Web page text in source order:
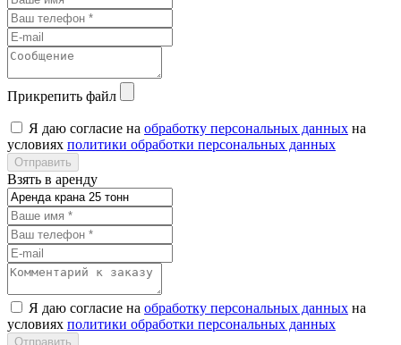
Прикрепить файл
Я даю согласие на обработку персональных данных на
условиях политики обработки персональных данных
Взять в аренду
Я даю согласие на обработку персональных данных на
условиях политики обработки персональных данных